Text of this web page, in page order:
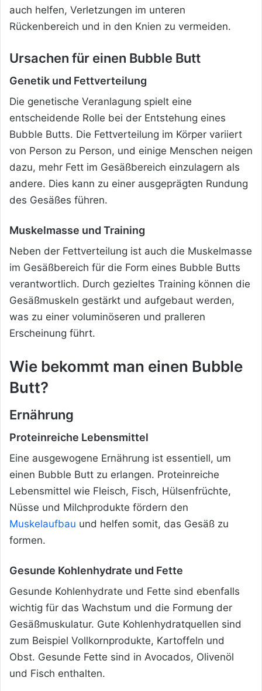
auch helfen, Verletzungen im unteren
Rückenbereich und in den Knien zu vermeiden.
Ursachen für einen Bubble Butt
Genetik und Fettverteilung
Die genetische Veranlagung spielt eine
entscheidende Rolle bei der Entstehung eines
Bubble Butts. Die Fettverteilung im Körper variiert
von Person zu Person, und einige Menschen neigen
dazu, mehr Fett im Gesäßbereich einzulagern als
andere. Dies kann zu einer ausgeprägten Rundung
des Gesäßes führen.
Muskelmasse und Training
Neben der Fettverteilung ist auch die Muskelmasse
im Gesäßbereich für die Form eines Bubble Butts
verantwortlich. Durch gezieltes Training können die
Gesäßmuskeln gestärkt und aufgebaut werden,
was zu einer voluminöseren und pralleren
Erscheinung führt.
Wie bekommt man einen Bubble
Butt?
Ernährung
Proteinreiche Lebensmittel
Eine ausgewogene Ernährung ist essentiell, um
einen Bubble Butt zu erlangen. Proteinreiche
Lebensmittel wie Fleisch, Fisch, Hülsenfrüchte,
Nüsse und Milchprodukte fördern den
Muskelaufbau und helfen somit, das Gesäß zu
formen.
Gesunde Kohlenhydrate und Fette
Gesunde Kohlenhydrate und Fette sind ebenfalls
wichtig für das Wachstum und die Formung der
Gesäßmuskulatur. Gute Kohlenhydratquellen sind
zum Beispiel Vollkornprodukte, Kartoffeln und
Obst. Gesunde Fette sind in Avocados, Olivenöl
und Fisch enthalten.